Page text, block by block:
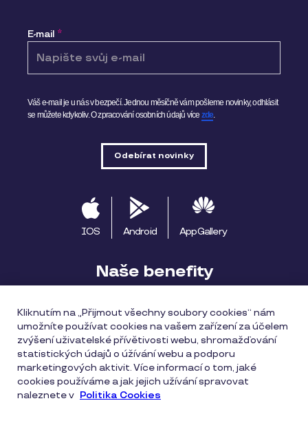
E-mail *
Váš e-mail je u nás v bezpečí. Jednou měsíčně vám pošleme novinky, odhlásit
se můžete kdykoliv.O zpracování osobních údajů více zde.
IOS Android AppGallery
Naše benefity
Apple Pay Pluxee Cestuj Pluxee Rozvoz
Katalog provozoven
Všeobecné obchodní podmínky
Kliknutím na „Přijmout všechny soubory cookies“ nám
umožníte používat cookies na vašem zařízení za účelem
zvýšení uživatelské přívětivosti webu, shromažďování
statistických údajů o úžívání webu a podporu
marketingových aktivit. Více informací o tom, jaké
cookies používáme a jak jejich užívání spravovat
naleznete v Politika Cookies